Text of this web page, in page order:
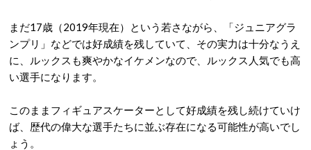
まだ17歳（2019年現在）という若さながら、「ジュニアグラ
ンプリ」などでは好成績を残していて、その実力は十分なうえ
に、ルックスも爽やかなイケメンなので、ルックス人気でも高
い選手になります。
このままフィギュアスケーターとして好成績を残し続けていけ
ば、歴代の偉大な選手たちに並ぶ存在になる可能性が高いでし
ょう。